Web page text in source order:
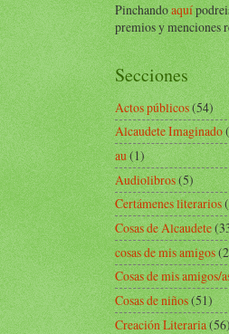
Pinchandoaquí
premios y menciones
Secciones
Actos públicos(54)
Alcaudete Imaginado
au(1)
Audiolibros(5)
Certámenes literarios
Cosas de Alcaudete
cosas de mis amigos
Cosas de mis amigos/
Cosas de niños(51)
Creación Literaria